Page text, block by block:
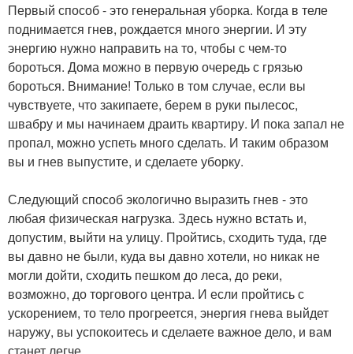
Первый способ - это генеральная уборка. Когда в теле
поднимается гнев, рождается много энергии. И эту
энергию нужно направить на то, чтобы с чем-то
бороться. Дома можно в первую очередь с грязью
бороться. Внимание! Только в том случае, если вы
чувствуете, что закипаете, берем в руки пылесос,
швабру и мы начинаем драить квартиру. И пока запал не
пропал, можно успеть много сделать. И таким образом
вы и гнев выпустите, и сделаете уборку.
Следующий способ экологично выразить гнев - это
любая физическая нагрузка. Здесь нужно встать и,
допустим, выйти на улицу. Пройтись, сходить туда, где
вы давно не были, куда вы давно хотели, но никак не
могли дойти, сходить пешком до леса, до реки,
возможно, до торгового центра. И если пройтись с
ускорением, то тело прогреется, энергия гнева выйдет
наружу, вы успокоитесь и сделаете важное дело, и вам